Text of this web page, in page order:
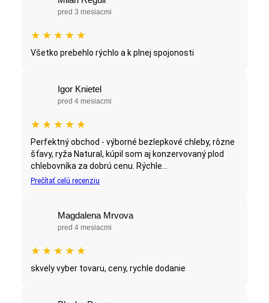
pred 3 mesiacmi
★ ★ ★ ★ ★
Všetko prebehlo rýchlo a k plnej spojonosti
Igor Knietel
pred 4 mesiacmi
★ ★ ★ ★ ★
Perfektný obchod - výborné bezlepkové chleby, rôzne
šťavy, ryža Natural, kúpil som aj konzervovaný plod
chlebovníka za dobrú cenu. Rýchle...
Prečítať celú recenziu
Magdalena Mrvova
pred 4 mesiacmi
★ ★ ★ ★ ★
skvely vyber tovaru, ceny, rychle dodanie